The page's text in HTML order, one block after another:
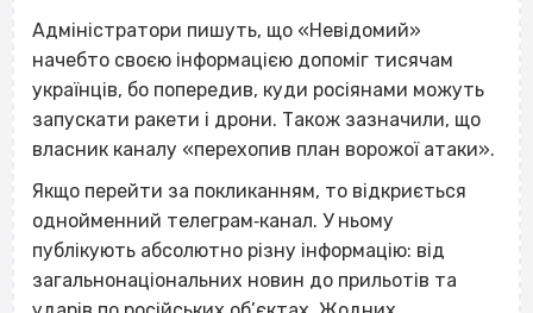
Адміністратори пишуть, що «Невідомий»
начебто своєю інформацією допоміг тисячам
українців, бо попередив, куди росіянами можуть
запускати ракети і дрони. Також зазначили, що
власник каналу «перехопив план ворожої атаки».
Якщо перейти за покликанням, то відкриється
однойменний телеграм‐канал. У ньому
публікують абсолютно різну інформацію: від
загальнонаціональних новин до прильотів та